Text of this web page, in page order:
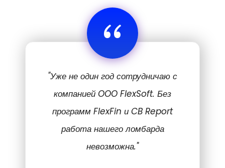
“
"Уже не один год сотрудничаю с
компанией OOO FlexSoft. Без
программ FlexFin и CB Report
работа нашего ломбарда
невозможна."